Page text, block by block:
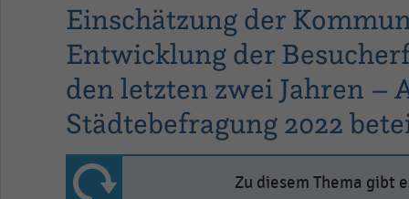
Einschätzung der
Entwicklung der
den letzten zwei Jahren –
Städtebefragung 2022
Zu diesem Thema gibt